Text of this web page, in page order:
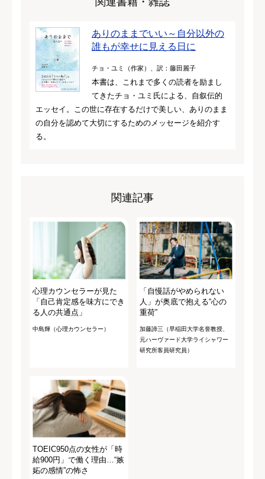
ありのままでいい～自分以外の
誰もが幸せに見える日に
チョ・ユミ（作家）、訳：藤田麗子
本書は、これまで多くの読者を励まし
てきたチョ・ユミ氏による、自叙伝的
エッセイ。この世に存在するだけで美しい、ありのまま
の自分を認めて大切にするためのメッセージを紹介す
る。
関連記事
心理カウンセラーが見た
「自己肯定感を味方にでき
る人の共通点」
中島輝（心理カウンセラー）
「自慢話がやめられない
人」が奥底で抱える“心の
重荷”
加藤諦三（早稲田大学名誉教授、
元ハーヴァード大学ライシャワー
研究所客員研究員）
TOEIC950点の女性が「時
給900円」で働く理由…“嫉
妬の感情”の怖さ